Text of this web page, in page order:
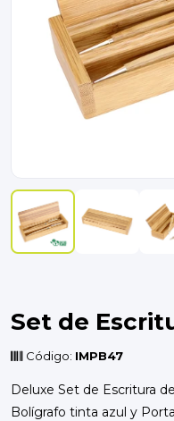
Set de
Código: IMPB47
Deluxe Set de Escritura
Bolígrafo tinta azul y